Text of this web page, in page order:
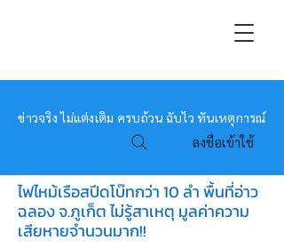
หมอข่าว
ข่าวจริง ไม่แต่งเติม ครบถ้วน ฉับไว ทันเหตุการณ์
ลงชื่อเข้าใช้
ไฟไหม้เรือสปีดโบ๊ทกว่า 10 ลำ พื้นที่อ่าว
ฉลอง จ.ภูเก็ต ไม่รู้สาเหตุ มูลค่าความ
เสียหายจำนวนมาก!!